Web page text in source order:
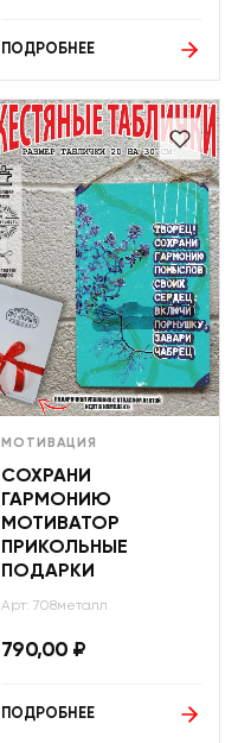
ПОДРОБНЕЕ
МОТИВАЦИЯ
СОХРАНИ
ГАРМОНИЮ
МОТИВАТОР
ПРИКОЛЬНЫЕ
ПОДАРКИ
Арт: 708металл
790,00 ₽
ПОДРОБНЕЕ